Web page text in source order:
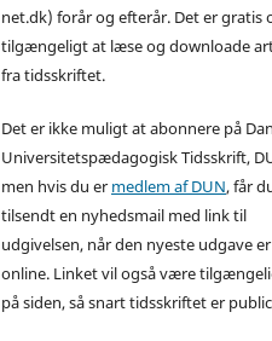
net.dk) forår og efterår. Det er gratis
tilgængeligt at læse og downloade
fra tidsskriftet.
Det er ikke muligt at abonnere på
Universitetspædagogisk Tidsskrift,
men hvis du er medlem af DUN, får
tilsendt en nyhedsmail med link til
udgivelsen, når den nyeste udgave er
online. Linket vil også være
på siden, så snart tidsskriftet er